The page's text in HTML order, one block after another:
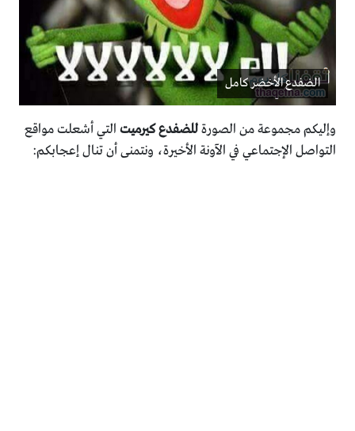
الضفدع الأخضر كامل
وإليكم مجموعة من الصورةللضفدع كيرميت التي أشعلت مواقع
التواصل الإجتماعي في الآونة الأخيرة، ونتمنى أن تنال إعجابكم: